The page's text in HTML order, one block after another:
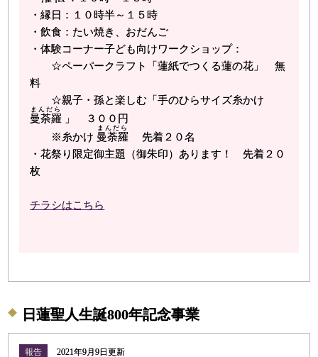
・縁日：１０時半～１５時
・飲食：たい焼き、おだんご
・体験コーナー子ども向けワークショップ：
☆ペーパークラフト「蓮紙でつくる蓮の花」 無
料
☆親子・孫と楽しむ「手のひらサイズ糸かけ
曼荼羅
まんだら
」 ３００円
※糸かけ 曼荼羅
まんだら
先着２０名
・花祭り限定御主題（御朱印）あります！ 先着２０
枚
チラシはこちら
日蓮聖人生誕800年記念事業
報告 2021年9月9日更新